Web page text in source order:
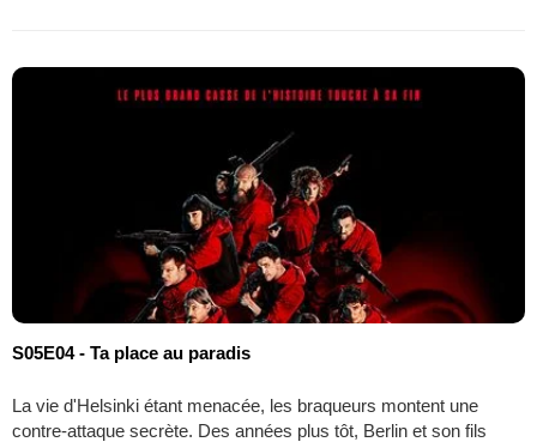
S05E04 - Ta place au paradis
La vie d'Helsinki étant menacée, les braqueurs montent une
contre-attaque secrète. Des années plus tôt, Berlin et son fils